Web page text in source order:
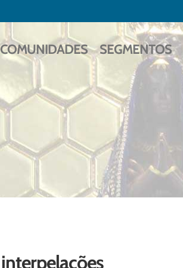
COMUNIDADES SEGMENTOS